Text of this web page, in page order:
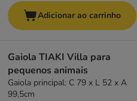
Adicionar ao carrinho
Gaiola TIAKI Villa para
pequenos animais
Gaiola principal: C 79 x L 52 x A
99,5cm